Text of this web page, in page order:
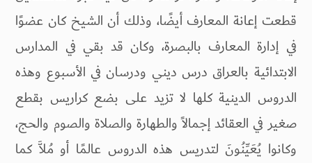
قطعت إعانة المعارف أيضًا، وذلك أن الشيخ كان عضوًا
في إدارة المعارف بالبصرة، وكان قد بقي في المدارس
الابتدائية بالعراق درس ديني ودرسان في الأسبوع وهذه
الدروس الدينية كلها لا تزيد على بضع كراريس بقطع
صغير في العقائد إجمالاً والطهارة والصلاة والصوم والحج،
وكانوا يُعَيِّنُونَ لتدريس هذه الدروس عالمًا أو مُلاَّ كما